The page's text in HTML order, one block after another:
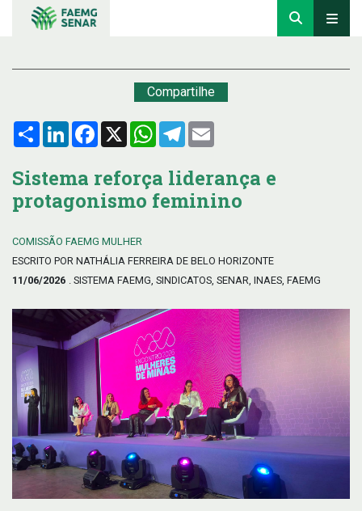
Compartilhe
Compartilhar
LinkedInFacebook
X WhatsApp
Telegram
Sistema reforça liderança e
protagonismo feminino
COMISSÃO FAEMG MULHER
ESCRITO POR NATHÁLIA FERREIRA DE BELO HORIZONTE
11/06/2026 . SISTEMA FAEMG, SINDICATOS, SENAR, INAES, FAEMG